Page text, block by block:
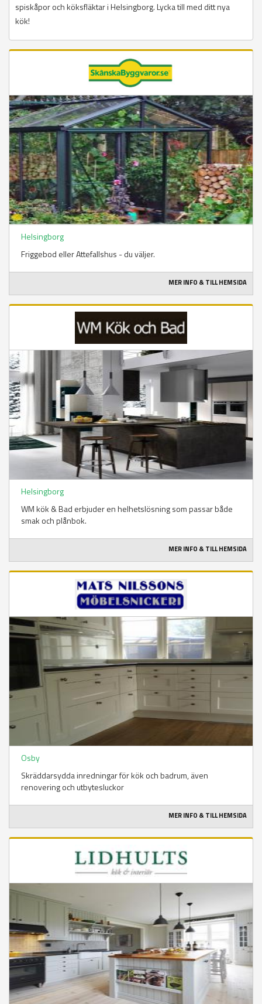
spiskåpor och köksfläktar i Helsingborg. Lycka till med ditt nya
kök!
Helsingborg
Friggebod eller Attefallshus - du väljer.
MER INFO & TILL HEMSIDA
Helsingborg
WM kök & Bad erbjuder en helhetslösning som passar både
smak och plånbok.
MER INFO & TILL HEMSIDA
Osby
Skräddarsydda inredningar för kök och badrum, även
renovering och utbytesluckor
MER INFO & TILL HEMSIDA